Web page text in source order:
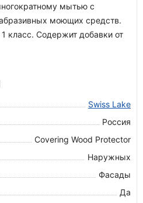
мытью с
моющих средств.
класс. Содержит добавки от
Swiss Lake
Россия
Covering Wood Protector
Наружных
Фасады
Да